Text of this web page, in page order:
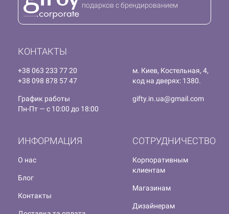
КОНТАКТЫ
+38 063 233 77 20
+38 098 878 57 47
м. Киев, Костельная, 4,
код на дверях: 1380.
График работы
Пн-Пт — с 10:00 до 18:00
gifty.in.ua@gmail.com
СОТРУДНИЧЕСТВО
Корпоративным
клиентам
Магазинам
Дизайнерам
ИНФОРМАЦИЯ
О нас
Блог
Контакты
подарков с брендированием